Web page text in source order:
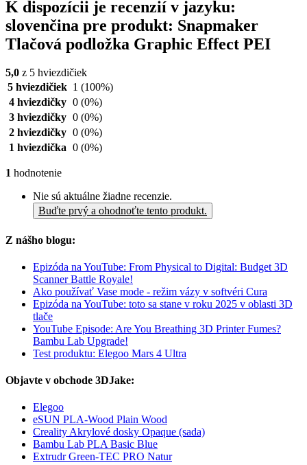
K dispozícii je recenzií v jazyku:
slovenčina pre produkt: Snapmaker
Tlačová podložka Graphic Effect PEI
5,0 z 5 hviezdičiek
5 hviezdičiek 1 (100%)
4 hviezdičky 0 (0%)
3 hviezdičky 0 (0%)
2 hviezdičky 0 (0%)
1 hviezdička 0 (0%)
1 hodnotenie
Nie sú aktuálne žiadne recenzie.
Buďte prvý a ohodnoťte tento produkt.
Z nášho blogu:
Epizóda na YouTube: From Physical to Digital: Budget 3D
Scanner Battle Royale!
Ako používať Vase mode - režim vázy v softvéri Cura
Epizóda na YouTube: toto sa stane v roku 2025 v oblasti 3D
tlače
YouTube Episode: Are You Breathing 3D Printer Fumes?
Bambu Lab Upgrade!
Test produktu: Elegoo Mars 4 Ultra
Objavte v obchode 3DJake:
Elegoo
eSUN PLA-Wood Plain Wood
Creality Akrylové dosky Opaque (sada)
Bambu Lab PLA Basic Blue
Extrudr Green-TEC PRO Natur